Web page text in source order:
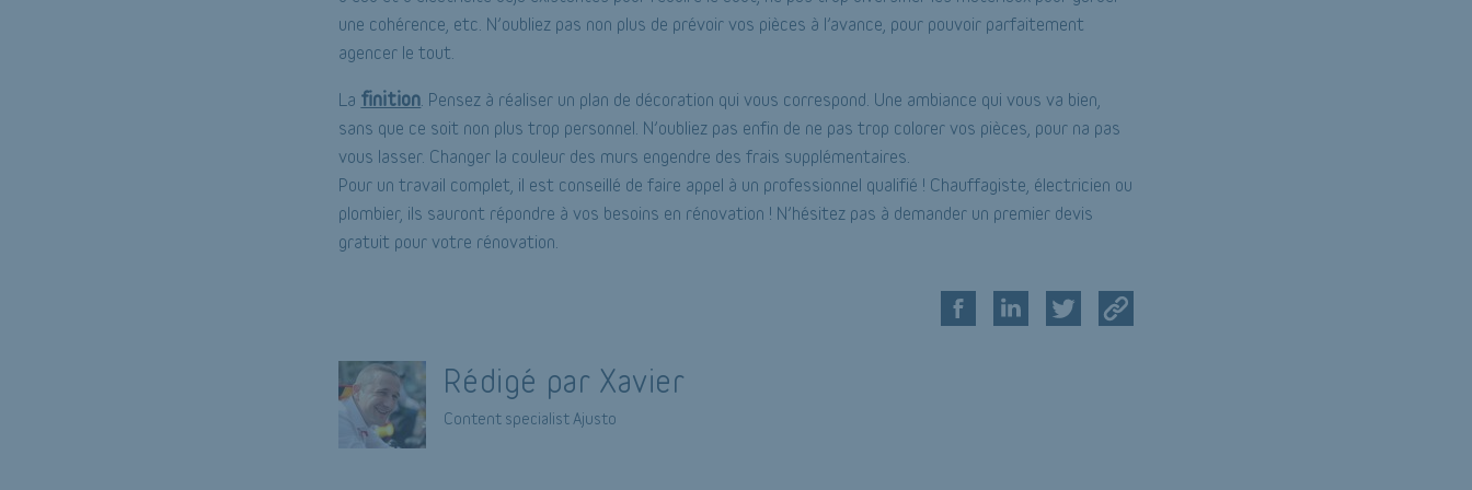
une cohérence, etc. N’oubliez pas non plus de prévoir vos pièces à l’avance, pour pouvoir parfaitement
agencer le tout.
La finition . Pensez à réaliser un plan de décoration qui vous correspond. Une ambiance qui vous va bien,
sans que ce soit non plus trop personnel. N’oubliez pas enfin de ne pas trop colorer vos pièces, pour na pas
vous lasser. Changer la couleur des murs engendre des frais supplémentaires.
Pour un travail complet, il est conseillé de faire appel à un professionnel qualifié ! Chauffagiste, électricien ou
plombier, ils sauront répondre à vos besoins en rénovation ! N’hésitez pas à demander un premier devis
gratuit pour votre rénovation.
Rédigé par Xavier
Content specialist Ajusto